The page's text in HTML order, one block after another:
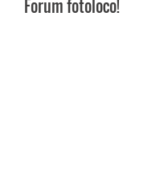
Forum fotoloco!